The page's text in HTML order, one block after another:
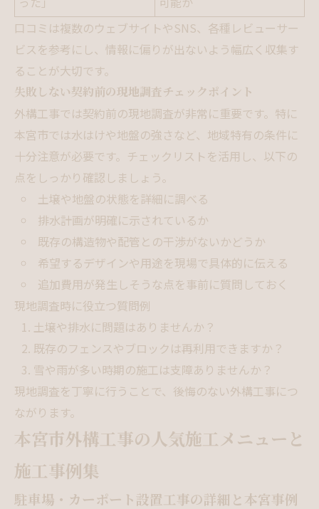
口コミは複数のウェブサイトやSNS、各種レビューサー
ビスを参考にし、情報に偏りが出ないよう幅広く収集す
ることが大切です。
失敗しない契約前の現地調査チェックポイント
外構工事では契約前の現地調査が非常に重要です。特に
本宮市では水はけや地盤の強さなど、地域特有の条件に
十分注意が必要です。チェックリストを活用し、以下の
点をしっかり確認しましょう。
土壌や地盤の状態を詳細に調べる
排水計画が明確に示されているか
既存の構造物や配管との干渉がないかどうか
希望するデザインや用途を現場で具体的に伝える
追加費用が発生しそうな点を事前に質問しておく
現地調査時に役立つ質問例
土壌や排水に問題はありませんか？
既存のフェンスやブロックは再利用できますか？
雪や雨が多い時期の施工は支障ありませんか？
現地調査を丁寧に行うことで、後悔のない外構工事につ
ながります。
本宮市外構工事の人気施工メニューと
施工事例集
駐車場・カーポート設置工事の詳細と本宮事例